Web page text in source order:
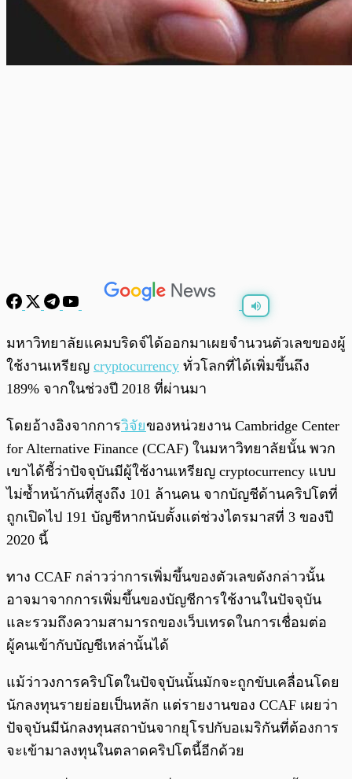
พร้อมเล่น 0:00
มหาวิทยาลัยแคมบริดจ์ได้ออกมาเผยจำนวนตัวเลขของผู้
ใช้งานเหรียญ cryptocurrency ทั่วโลกที่ได้เพิ่มขึ้นถึง
189% จากในช่วงปี 2018 ที่ผ่านมา
โดยอ้างอิงจากการวิจัยของหน่วยงาน Cambridge Center
for Alternative Finance (CCAF) ในมหาวิทยาลัยนั้น พวก
เขาได้ชี้ว่าปัจจุบันมีผู้ใช้งานเหรียญ cryptocurrency แบบ
ไม่ซ้ำหน้ากันที่สูงถึง 101 ล้านคน จากบัญชีด้านคริปโตที่
ถูกเปิดไป 191 บัญชีหากนับตั้งแต่ช่วงไตรมาสที่ 3 ของปี
2020 นี้
ทาง CCAF กล่าวว่าการเพิ่มขึ้นของตัวเลขดังกล่าวนั้น
อาจมาจากการเพิ่มขึ้นของบัญชีการใช้งานในปัจจุบัน
และรวมถึงความสามารถของเว็บเทรดในการเชื่อมต่อ
ผู้คนเข้ากับบัญชีเหล่านั้นได้
แม้ว่าวงการคริปโตในปัจจุบันนั้นมักจะถูกขับเคลื่อนโดย
นักลงทุนรายย่อยเป็นหลัก แต่รายงานของ CCAF เผยว่า
ปัจจุบันมีนักลงทุนสถาบันจากยุโรปกับอเมริกันที่ต้องการ
จะเข้ามาลงทุนในตลาดคริปโตนี้อีกด้วย